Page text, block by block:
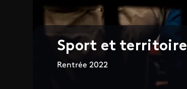
Sport et territoire
Rentrée 2022